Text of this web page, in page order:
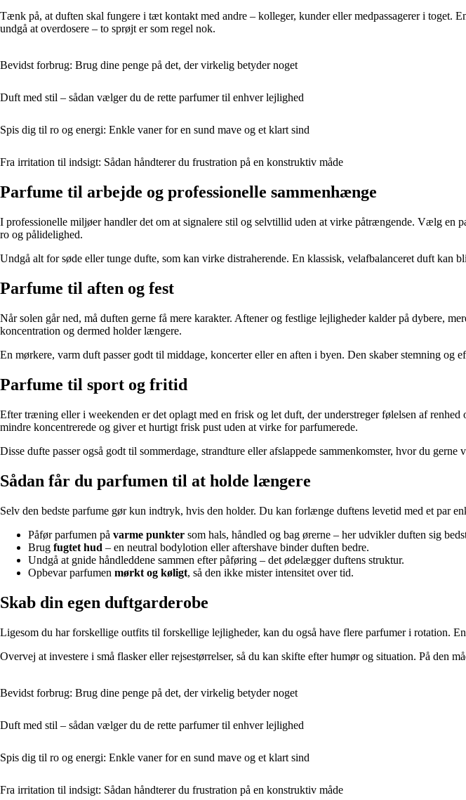
Tænk på, at duften skal fungere i tæt kontakt med andre – kolleger, kunder eller medpassagerer i
undgå at overdosere – to sprøjt er som regel nok.
Bevidst forbrug: Brug dine penge på det, der virkelig betyder noget
Duft med stil – sådan vælger du de rette parfumer til enhver lejlighed
Spis dig til ro og energi: Enkle vaner for en sund mave og et klart sind
Fra irritation til indsigt: Sådan håndterer du frustration på en konstruktiv måde
Parfume til arbejde og professionelle sammenhænge
I professionelle miljøer handler det om at signalere stil og selvtillid uden at virke påtrængende. Vælg en
ro og pålidelighed.
Undgå alt for søde eller tunge dufte, som kan virke distraherende. En klassisk, velafbalanceret duft
Parfume til aften og fest
Når solen går ned, må duften gerne få mere karakter. Aftener og festlige lejligheder kalder på dybere,
koncentration og dermed holder længere.
En mørkere, varm duft passer godt til middage, koncerter eller en aften i byen. Den skaber stemning
Parfume til sport og fritid
Efter træning eller i weekenden er det oplagt med en frisk og let duft, der understreger følelsen af
mindre koncentrerede og giver et hurtigt frisk pust uden at virke for parfumerede.
Disse dufte passer også godt til sommerdage, strandture eller afslappede sammenkomster, hvor du
Sådan får du parfumen til at holde længere
Selv den bedste parfume gør kun indtryk, hvis den holder. Du kan forlænge duftens levetid med et par
Påfør parfumen på varme punkter som hals, håndled og bag ørerne – her udvikler duften sig
Brug fugtet hud – en neutral bodylotion eller aftershave binder duften bedre.
Undgå at gnide håndleddene sammen efter påføring – det ødelægger duftens struktur.
Opbevar parfumen mørkt og køligt, så den ikke mister intensitet over tid.
Skab din egen duftgarderobe
Ligesom du har forskellige outfits til forskellige lejligheder, kan du også have flere parfumer i rotation.
Overvej at investere i små flasker eller rejsestørrelser, så du kan skifte efter humør og situation. På den
Bevidst forbrug: Brug dine penge på det, der virkelig betyder noget
Duft med stil – sådan vælger du de rette parfumer til enhver lejlighed
Spis dig til ro og energi: Enkle vaner for en sund mave og et klart sind
Fra irritation til indsigt: Sådan håndterer du frustration på en konstruktiv måde